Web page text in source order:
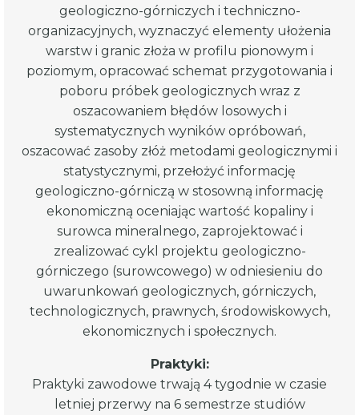
geologiczno-górniczych i techniczno-
organizacyjnych, wyznaczyć elementy ułożenia
warstw i granic złoża w profilu pionowym i
poziomym, opracować schemat przygotowania i
poboru próbek geologicznych wraz z
oszacowaniem błędów losowych i
systematycznych wyników opróbowań,
oszacować zasoby złóż metodami geologicznymi i
statystycznymi, przełożyć informację
geologiczno-górniczą w stosowną informację
ekonomiczną oceniając wartość kopaliny i
surowca mineralnego, zaprojektować i
zrealizować cykl projektu geologiczno-
górniczego (surowcowego) w odniesieniu do
uwarunkowań geologicznych, górniczych,
technologicznych, prawnych, środowiskowych,
ekonomicznych i społecznych.
Praktyki:
Praktyki zawodowe trwają 4 tygodnie w czasie
letniej przerwy na 6 semestrze studiów